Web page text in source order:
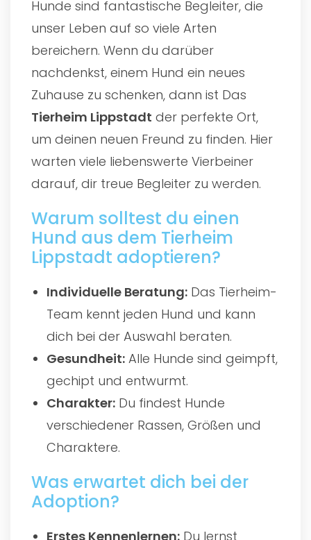
Hunde sind fantastische Begleiter, die
unser Leben auf so viele Arten
bereichern. Wenn du darüber
nachdenkst, einem Hund ein neues
Zuhause zu schenken, dann ist Das
Tierheim Lippstadt der perfekte Ort,
um deinen neuen Freund zu finden. Hier
warten viele liebenswerte Vierbeiner
darauf, dir treue Begleiter zu werden.
Warum solltest du einen
Hund aus dem Tierheim
Lippstadt adoptieren?
Individuelle Beratung: Das Tierheim-
Team kennt jeden Hund und kann
dich bei der Auswahl beraten.
Gesundheit: Alle Hunde sind geimpft,
gechipt und entwurmt.
Charakter: Du findest Hunde
verschiedener Rassen, Größen und
Charaktere.
Was erwartet dich bei der
Adoption?
Erstes Kennenlernen: Du lernst